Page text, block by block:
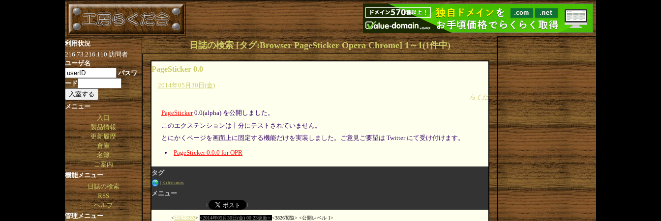
日誌の検索 [タグ:Browser PageSticker Opera Chrome] 1～1(1件中)
PageSticker 0.0
2014年05月30日(金)
らくだ
PageSticker0.0(alpha) を公開しました。
このエクステンションは十分にテストされていません。
とにかくページを画面上に固定する機能だけを実装しました。ご意見ご要望は Twitter にて受け付けます。
PageSticker 0.0.0 for OPR
タグ
Extensions
メニュー
日記:3283 2014年05月30日(金) 00:23更新 3826閲覧 公開レベル 1
利用状況
216.73.216.110訪問者
ユーザ名
パスワ
ード
メニュー
入口
製品情報
更新履歴
倉庫
名簿
ご案内
機能メニュー
日誌の検索
RSS
ヘルプ
管理メニュー